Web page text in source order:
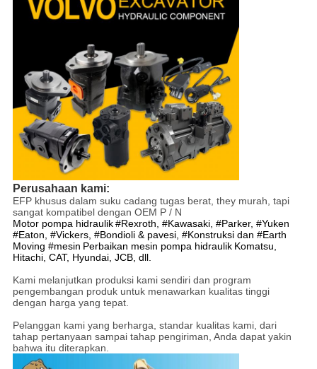
Perusahaan kami:
EFP khusus dalam suku cadang tugas berat, they murah, tapi
sangat kompatibel dengan OEM P / N
Motor pompa hidraulik#Rexroth, #Kawasaki, #Parker, #Yuken
#Eaton, #Vickers, #Bondioli & pavesi, #Konstruksi dan #Earth
Moving #mesin Perbaikan mesin pompa hidraulik Komatsu,
Hitachi, CAT, Hyundai, JCB, dll.
Kami melanjutkan produksi kami sendiri dan program
pengembangan produk untuk menawarkan kualitas tinggi
dengan harga yang tepat.
Pelanggan kami yang berharga, standar kualitas kami, dari
tahap pertanyaan sampai tahap pengiriman, Anda dapat yakin
bahwa itu diterapkan.